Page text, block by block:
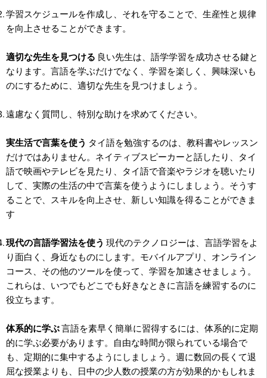
学習スケジュールを作成し、それを守ることで、生産性と規律
を向上させることができます。
適切な先生を見つける 良い先生は、語学学習を成功させる鍵と
なります。言語を学ぶだけでなく、学習を楽しく、興味深いも
のにするために、適切な先生を見つけましょう。
遠慮なく質問し、特別な助けを求めてください。
実生活で言葉を使う タイ語を勉強するのは、教科書やレッスン
だけではありません。ネイティブスピーカーと話したり、タイ
語で映画やテレビを見たり、タイ語で音楽やラジオを聴いたり
して、実際の生活の中で言葉を使うようにしましょう。そうす
ることで、スキルを向上させ、新しい知識を得ることができま
す
現代の言語学習法を使う 現代のテクノロジーは、言語学習をよ
り面白く、身近なものにします。モバイルアプリ、オンライン
コース、その他のツールを使って、学習を加速させましょう。
これらは、いつでもどこでも好きなときに言語を練習するのに
役立ちます。
体系的に学ぶ言語を素早く簡単に習得するには、体系的に定期
的に学ぶ必要があります。自由な時間が限られている場合で
も、定期的に集中するようにしましょう。週に数回の長くて退
屈な授業よりも、日中の少人数の授業の方が効果的かもしれま